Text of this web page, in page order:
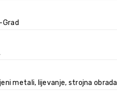
Grad
metali, lijevanje, strojna obrada